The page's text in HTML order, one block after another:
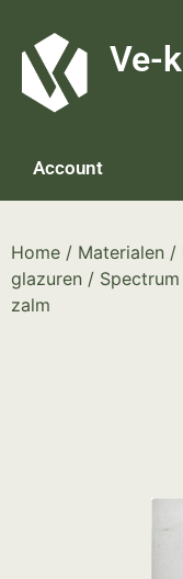
Ve-
Account
Home / Materialen /
glazuren / Spectrum
zalm